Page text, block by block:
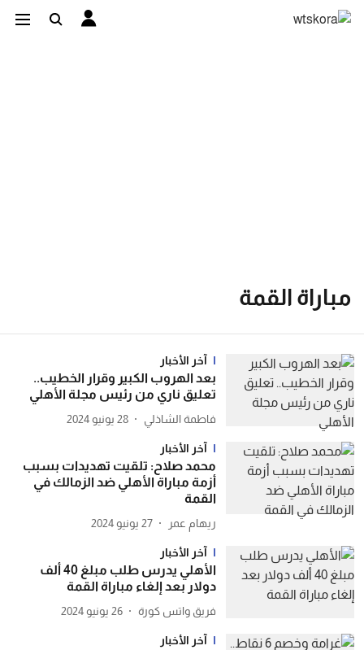
مباراة القمة
آخر الأخبار
بعد الهروب الكبير وقرار الخطيب..
تعليق ناري من رئيس مجلة الأهلي
فاطمة الشاذلي 28 يونيو 2024
آخر الأخبار
محمد صلاح: تلقيت تهديدات بسبب
أزمة مباراة الأهلي ضد الزمالك في
القمة
ريهام عمر 27 يونيو 2024
آخر الأخبار
الأهلي يدرس طلب مبلغ 40 ألف
دولار بعد إلغاء مباراة القمة
فريق واتس كورة 26 يونيو 2024
آخر الأخبار